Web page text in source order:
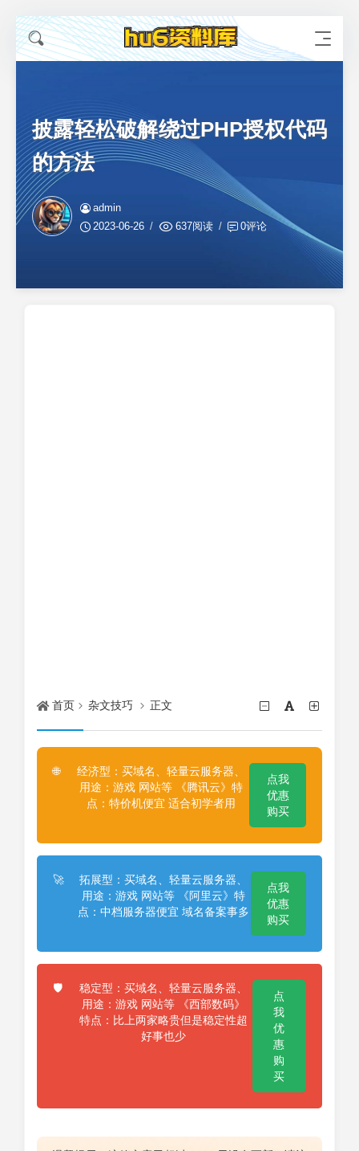
披露轻松破解绕过PHP授权代码
的方法
admin
2023-06-26
637阅读 0评论
首页 杂文技巧 正文
🌐
经济型：买域名、轻量云服务器、
用途：游戏 网站等 《腾讯云》特
点：特价机便宜 适合初学者用
点我
优惠
购买
🚀
拓展型：买域名、轻量云服务器、
用途：游戏 网站等 《阿里云》特
点：中档服务器便宜 域名备案事多
点我
优惠
购买
🛡️
稳定型：买域名、轻量云服务器、
用途：游戏 网站等 《西部数码》
特点：比上两家略贵但是稳定性超
好事也少
点
我
优
惠
购
买